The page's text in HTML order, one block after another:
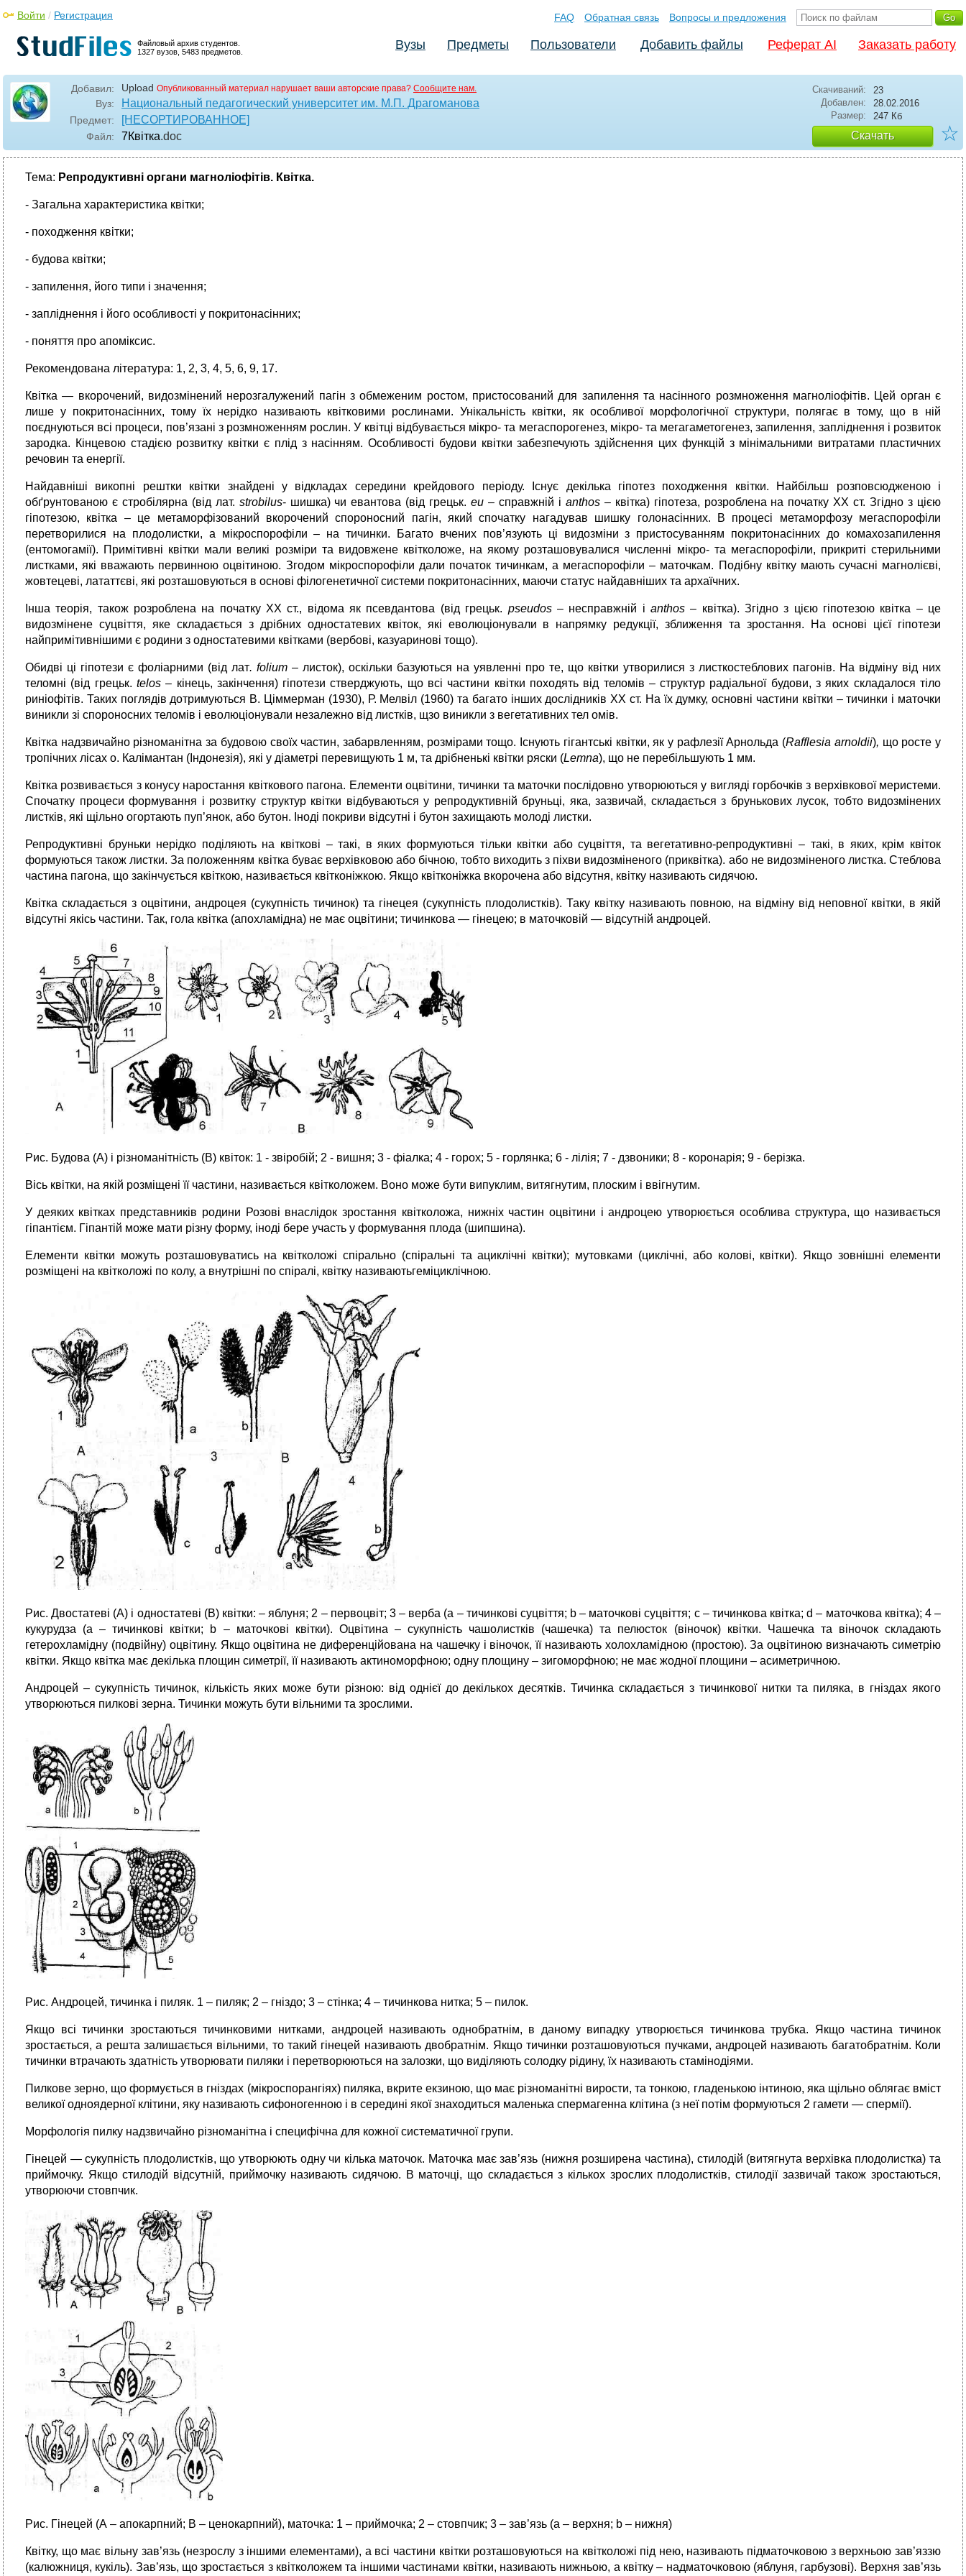
Файловый архив студентов.
1327 вузов, 5483 предметов.
Войти / Регистрация FAQ Обратная связь Вопросы и предложения
Вузы Предметы Пользователи Добавить файлы Реферат AI Заказать работу
Добавил: Upload Опубликованный материал нарушает ваши авторские права? Сообщите нам.
Вуз: Национальный педагогический университет им. М.П. Драгоманова
Предмет: [НЕСОРТИРОВАННОЕ]
Файл: 7Квітка.doc
Скачиваний:
23
Добавлен:
28.02.2016
Размер:
247 Кб
Скачать ☆
Тема: Репродуктивні органи магноліофітів. Квітка.
- Загальна характеристика квітки;
- походження квітки;
- будова квітки;
- запилення, його типи і значення;
- запліднення і його особливості у покритонасінних;
- поняття про апоміксис.
Рекомендована література: 1, 2, 3, 4, 5, 6, 9, 17.
Квітка — вкорочений, видозмінений нерозгалужений пагін з обмеженим ростом, пристосований для запилення та насінного розмноження магноліофітів. Цей орган є
лише у покритонасінних, тому їх нерідко називають квітковими рослинами. Унікальність квітки, як особливої морфологічної структури, полягає в тому, що в ній
поєднуються всі процеси, пов’язані з розмноженням рослин. У квітці відбувається мікро- та мегаспорогенез, мікро- та мегагаметогенез, запилення, запліднення і розвиток
зародка. Кінцевою стадією розвитку квітки є плід з насінням. Особливості будови квітки забезпечують здійснення цих функцій з мінімальними витратами пластичних
речовин та енергії.
Найдавніші викопні рештки квітки знайдені у відкладах середини крейдового періоду. Існує декілька гіпотез походження квітки. Найбільш розповсюдженою і
обґрунтованою є стробілярна (від лат. strobilus- шишка) чи евантова (від грецьк.eu – справжній і anthos– квітка) гіпотеза, розроблена на початку XX ст. Згідно з цією
гіпотезою, квітка – це метаморфізований вкорочений спороносний пагін, який спочатку нагадував шишку голонасінних. В процесі метаморфозу мегаспорофіли
перетворилися на плодолистки, а мікроспорофіли – на тичинки. Багато вчених пов’язують ці видозміни з пристосуванням покритонасінних до комахозапилення
(ентомогамії). Примітивні квітки мали великі розміри та видовжене квітколоже, на якому розташовувалися численні мікро- та мегаспорофіли, прикриті стерильними
листками, які вважають первинною оцвітиною. Згодом мікроспорофіли дали початок тичинкам, а мегаспорофіли – маточкам. Подібну квітку мають сучасні магнолієві,
жовтецеві, лататтєві, які розташовуються в основі філогенетичної системи покритонасінних, маючи статус найдавніших та архаїчних.
Інша теорія, також розроблена на початку XX ст., відома як псевдантова (від грецьк. pseudos– несправжній і anthos– квітка). Згідно з цією гіпотезою квітка – це
видозмінене суцвіття, яке складається з дрібних одностатевих квіток, які еволюціонували в напрямку редукції, зближення та зростання. На основі цієї гіпотези
найпримітивнішими є родини з одностатевими квітками (вербові, казуаринові тощо).
Обидві ці гіпотези є фоліарними (від лат. folium – листок), оскільки базуються на уявленні про те, що квітки утворилися з листкостеблових пагонів. На відміну від них
теломні (від грецьк. telos– кінець, закінчення) гіпотези стверджують, що всі частини квітки походять від теломів – структур радіальної будови, з яких складалося тіло
риніофітів. Таких поглядів дотримуються В. Ціммерман (1930), Р. Мелвіл (1960) та багато інших дослідників ХХ ст. На їх думку, основні частини квітки – тичинки і маточки
виникли зі спороносних теломів і еволюціонували незалежно від листків, щзо виникли з вегетативних тел омів.
Квітка надзвичайно різноманітна за будовою своїх частин, забарвленням, розмірами тощо. Існують гігантські квітки, як у рафлезії Арнольда (Rafflesia arnoldii), що росте у
тропічних лісах о. Калімантан (Індонезія), які у діаметрі перевищують 1 м, та дрібненькі квітки ряски (Lemna), що не перебільшують 1 мм.
Квітка розвивається з конусу наростання квіткового пагона. Елементи оцвітини, тичинки та маточки послідовно утворюються у вигляді горбочків з верхівкової меристеми.
Спочатку процеси формування і розвитку структур квітки відбуваються у репродуктивній бруньці, яка, зазвичай, складається з брунькових лусок, тобто видозмінених
листків, які щільно огортають пуп’янок, або бутон. Іноді покриви відсутні і бутон захищають молоді листки.
Репродуктивні бруньки нерідко поділяють на квіткові – такі, в яких формуються тільки квітки або суцвіття, та вегетативно-репродуктивні – такі, в яких, крім квіток
формуються також листки. За положенням квітка буває верхівковою або бічною, тобто виходить з піхви видозміненого (приквітка). або не видозміненого листка. Стеблова
частина пагона, що закінчується квіткою, називається квітконіжкою. Якщо квітконіжка вкорочена або відсутня, квітку називають сидячою.
Квітка складається з оцвітини, андроцея (сукупність тичинок) та гінецея (сукупність плодолистків). Таку квітку називають повною, на відміну від неповної квітки, в якій
відсутні якісь частини. Так, гола квітка (апохламідна) не має оцвітини; тичинкова — гінецею; в маточковій — відсутній андроцей.
Рис. Будова (А) і різноманітність (В) квіток: 1 - звіробій; 2 - вишня; 3 - фіалка; 4 - горох; 5 - горлянка; 6 - лілія; 7 - дзвоники; 8 - коронарія; 9 - берізка.
Вісь квітки, на якій розміщені її частини, називається квітколожем. Воно може бути випуклим, витягнутим, плоским і ввігнутим.
У деяких квітках представників родини Розові внаслідок зростання квітколожа, нижніх частин оцвітини і андроцею утворюється особлива структура, що називається
гіпантієм. Гіпантій може мати різну форму, іноді бере участь у формування плода (шипшина).
Елементи квітки можуть розташовуватись на квітколожі спірально (спіральні та ациклічні квітки); мутовками (циклічні, або колові, квітки). Якщо зовнішні елементи
розміщені на квітколожі по колу, а внутрішні по спіралі, квітку називаютьгеміциклічною.
Рис. Двостатеві (А) і одностатеві (В) квітки: – яблуня; 2 – первоцвіт; 3 – верба (а – тичинкові суцвіття; b – маточкові суцвіття; с – тичинкова квітка; d – маточкова квітка); 4 –
кукурудза (а – тичинкові квітки; b – маточкові квітки). Оцвітина – сукупність чашолистків (чашечка) та пелюсток (віночок) квітки. Чашечка та віночок складають
гетерохламідну (подвійну) оцвітину. Якщо оцвітина не диференційована на чашечку і віночок, її називають холохламідною (простою). За оцвітиною визначають симетрію
квітки. Якщо квітка має декілька площин симетрії, її називають актиноморфною; одну площину – зигоморфною; не має жодної площини – асиметричною.
Андроцей – сукупність тичинок, кількість яких може бути різною: від однієї до декількох десятків. Тичинка складається з тичинкової нитки та пиляка, в гніздах якого
утворюються пилкові зерна. Тичинки можуть бути вільними та зрослими.
Рис. Андроцей, тичинка і пиляк. 1 – пиляк; 2 – гніздо; 3 – стінка; 4 – тичинкова нитка; 5 – пилок.
Якщо всі тичинки зростаються тичинковими нитками, андроцей називають однобратнім, в даному випадку утворюється тичинкова трубка. Якщо частина тичинок
зростається, а решта залишається вільними, то такий гінецей називають двобратнім. Якщо тичинки розташовуються пучками, андроцей називають багатобратнім. Коли
тичинки втрачають здатність утворювати пиляки і перетворюються на залозки, що виділяють солодку рідину, їх називають стамінодіями.
Пилкове зерно, що формується в гніздах (мікроспорангіях) пиляка, вкрите екзиною, що має різноманітні вирости, та тонкою, гладенькою інтиною, яка щільно облягає вміст
великої одноядерної клітини, яку називають сифоногенною і в середині якої знаходиться маленька спермагенна клітина (з неї потім формуються 2 гамети — спермії).
Морфологія пилку надзвичайно різноманітна і специфічна для кожної систематичної групи.
Гінецей — сукупність плодолистків, що утворюють одну чи кілька маточок. Маточка має зав’язь (нижня розширена частина), стилодій (витягнута верхівка плодолистка) та
приймочку. Якщо стилодій відсутній, приймочку називають сидячою. В маточці, що складається з кількох зрослих плодолистків, стилодії зазвичай також зростаються,
утворюючи стовпчик.
Рис. Гінецей (А – апокарпний; В – ценокарпний), маточка: 1 – приймочка; 2 – стовпчик; 3 – зав’язь (а – верхня; b – нижня)
Квітку, що має вільну зав’язь (незрослу з іншими елементами), а всі частини квітки розташовуються на квітколожі під нею, називають підматочковою з верхньою зав’яззю
(калюжниця, кукіль). Зав’язь, що зростається з квітколожем та іншими частинами квітки, називають нижньою, а квітку – надматочковою (яблуня, гарбузові). Верхня зав’язь